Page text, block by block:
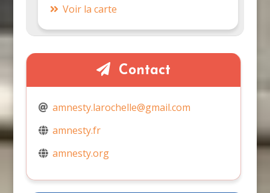
Voir la carte
Contact
amnesty.larochelle@gmail.com
amnesty.fr
amnesty.org